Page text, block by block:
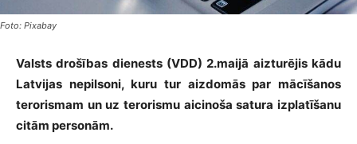
Foto: Pixabay
Valsts drošības dienests (VDD) 2.maijā aizturējis kādu
Latvijas nepilsoni, kuru tur aizdomās par mācīšanos
terorismam un uz terorismu aicinoša satura izplatīšanu
citām personām.